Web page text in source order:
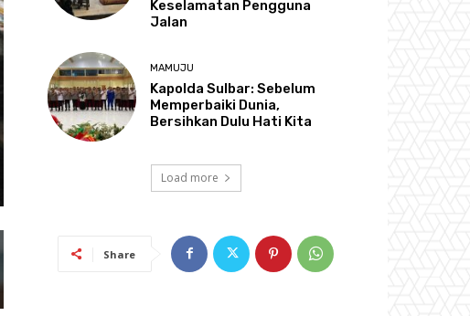
Keselamatan Pengguna
Jalan
MAMUJU
Kapolda Sulbar: Sebelum
Memperbaiki Dunia,
Bersihkan Dulu Hati Kita
Load more
Share